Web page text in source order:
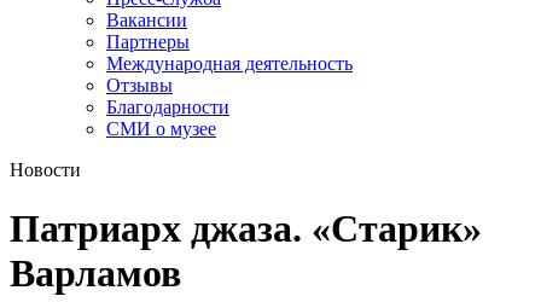
Вакансии
Партнеры
Международная деятельность
Отзывы
Благодарности
СМИ о музее
Новости
Патриарх джаза. «Старик»
Варламов